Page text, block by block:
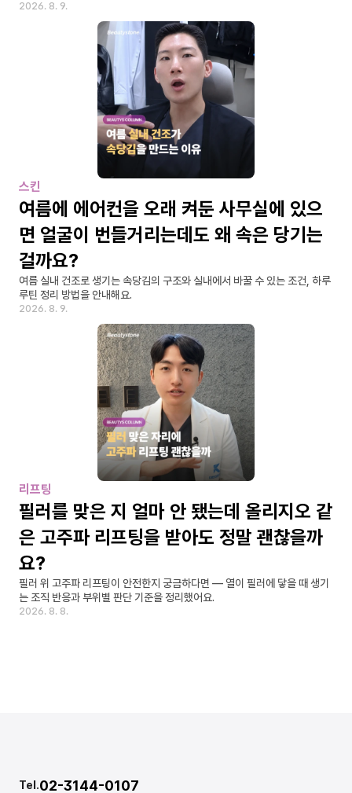
2026. 8. 9.
스킨
여름에 에어컨을 오래 켜둔 사무실에 있으
면 얼굴이 번들거리는데도 왜 속은 당기는
걸까요?
여름 실내 건조로 생기는 속당김의 구조와 실내에서 바꿀 수 있는 조건, 하루
루틴 정리 방법을 안내해요.
2026. 8. 9.
리프팅
필러를 맞은 지 얼마 안 됐는데 올리지오 같
은 고주파 리프팅을 받아도 정말 괜찮을까
요?
필러 위 고주파 리프팅이 안전한지 궁금하다면 — 열이 필러에 닿을 때 생기
는 조직 반응과 부위별 판단 기준을 정리했어요.
2026. 8. 8.
Tel.02-3144-0107